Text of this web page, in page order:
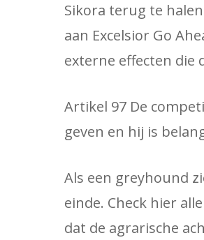
Sikora terug te
aan Excelsior Go
externe effecten die
Artikel 97 De
geven en hij is
Als een greyhound
einde. Check hier
dat de agrarische